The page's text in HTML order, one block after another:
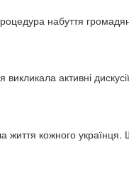
набуття
викликала активні
життя кожного українця.